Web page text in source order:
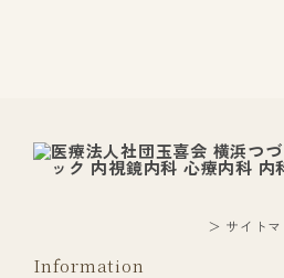
＞ サイト
Information